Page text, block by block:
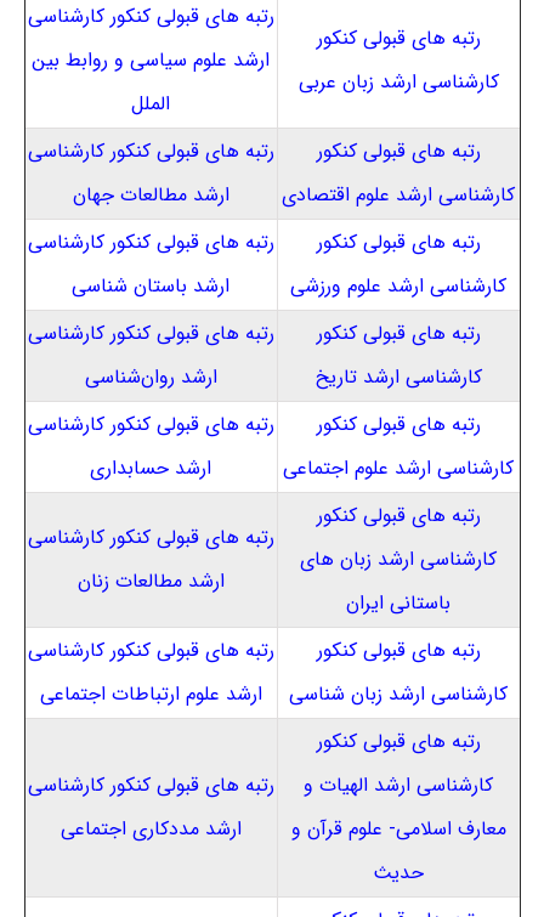
رتبه های قبولی کنکور
کارشناسی ارشد زبان عربی
رتبه های قبولی کنکور کارشناسی
ارشد علوم سیاسی و روابط بین
الملل
رتبه های قبولی کنکور
کارشناسی ارشد علوم اقتصادی
رتبه های قبولی کنکور کارشناسی
ارشد مطالعات جهان
رتبه های قبولی کنکور
کارشناسی ارشد علوم ورزشی
رتبه های قبولی کنکور کارشناسی
ارشد باستان شناسی
رتبه های قبولی کنکور
کارشناسی ارشد تاریخ
رتبه های قبولی کنکور کارشناسی
ارشد روان‌شناسی
رتبه های قبولی کنکور
کارشناسی ارشد علوم اجتماعی
رتبه های قبولی کنکور کارشناسی
ارشد حسابداری
رتبه های قبولی کنکور
کارشناسی ارشد زبان های
باستانی ایران
رتبه های قبولی کنکور کارشناسی
ارشد مطالعات زنان
رتبه های قبولی کنکور
کارشناسی ارشد زبان شناسی
رتبه های قبولی کنکور کارشناسی
ارشد علوم ارتباطات اجتماعی
رتبه های قبولی کنکور
کارشناسی ارشد الهیات و
معارف اسلامی- علوم قرآن و
حدیث
رتبه های قبولی کنکور کارشناسی
ارشد مددکاری اجتماعی